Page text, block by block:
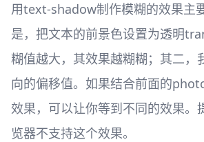
用text-shadow制作模糊的效果主
是，把文本的前景色设置为透明
糊值越大，其效果越糊糊；其二，
向的偏移值。如果结合前面的
效果，可以让你等到不同的效果。
览器不支持这个效果。